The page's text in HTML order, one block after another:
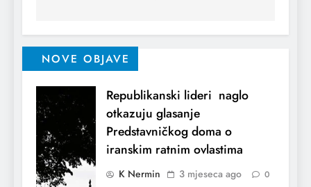
NOVE OBJAVE
Republikanski lideri naglo
otkazuju glasanje
Predstavničkog doma o
iranskim ratnim ovlastima
K Nermin 3 mjeseca ago 0